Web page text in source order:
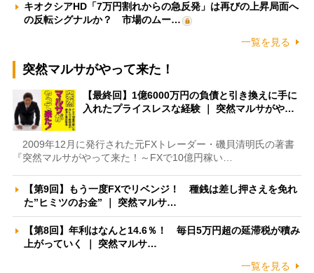
キオクシアHD「7万円割れからの急反発」は再びの上昇局面へ
の反転シグナルか？ 市場のムー…
一覧を見る
突然マルサがやって来た！
【最終回】1億6000万円の負債と引き換えに手に
入れたプライスレスな経験 ｜ 突然マルサがや…
2009年12月に発行された元FXトレーダー・磯貝清明氏の著書
『突然マルサがやって来た！～FXで10億円稼い…
【第9回】もう一度FXでリベンジ！ 種銭は差し押さえを免れ
た”ヒミツのお金” ｜ 突然マルサ…
【第8回】年利はなんと14.6％！ 毎日5万円超の延滞税が積み
上がっていく ｜ 突然マルサ…
一覧を見る